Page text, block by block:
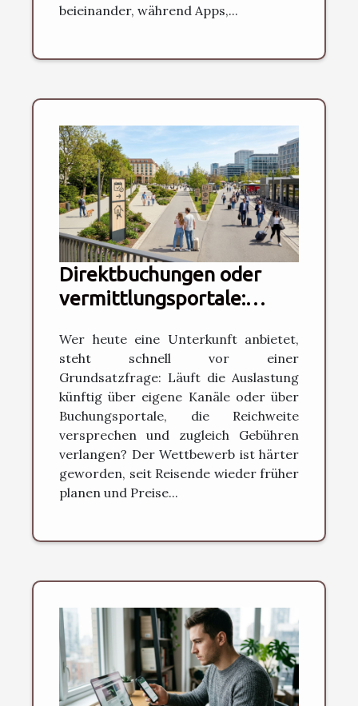
beieinander, während Apps,...
Direktbuchungen oder
vermittlungsportale:
langfristig aus?
Wer heute eine Unterkunft anbietet,
steht schnell vor einer
Grundsatzfrage: Läuft die Auslastung
künftig über eigene Kanäle oder über
Buchungsportale, die Reichweite
versprechen und zugleich Gebühren
verlangen? Der Wettbewerb ist härter
geworden, seit Reisende wieder früher
planen und Preise...